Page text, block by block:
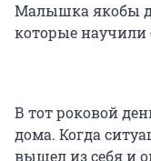
Малышка якобы
которые научили
В тот роковой
дома. Когда
вышел из себя и